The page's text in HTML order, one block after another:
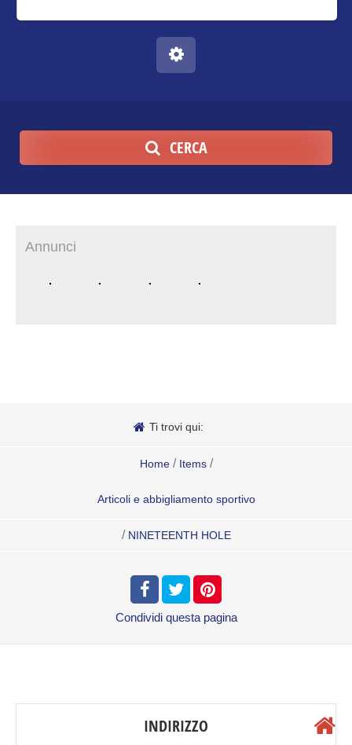
CERCA
Annunci
Ti trovi qui:
Home / Items /
Articoli e abbigliamento sportivo
/ NINETEENTH HOLE
Condividi questa pagina
INDIRIZZO